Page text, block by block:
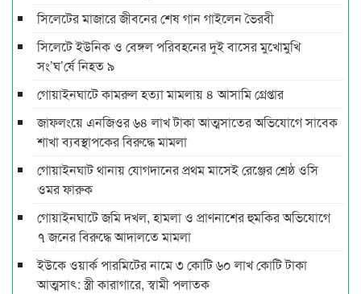
সিলেটের মাজারে জীবনের শেষ গান গাইলেন ভৈরবী
সিলেটে ইউনিক ও বেঙ্গল পরিবহনের দুই বাসের মুখোমুখি
সং’ঘ’র্ষে নিহত ৯
গোয়াইনঘাটে কামরুল হত্যা মামলায় ৪ আসামি গ্রেপ্তার
জাফলংয়ে এনজিওর ৬৪ লাখ টাকা আত্মসাতের অভিযোগে সাবেক
শাখা ব্যবস্থাপকের বিরুদ্ধে মামলা
গোয়াইনঘাট থানায় যোগদানের প্রথম মাসেই রেঞ্জের শ্রেষ্ঠ ওসি
ওমর ফারুক
গোয়াইনঘাটে জমি দখল, হামলা ও প্রাণনাশের হুমকির অভিযোগে
৭ জনের বিরুদ্ধে আদালতে মামলা
ইউকে ওয়ার্ক পারমিটের নামে ৩ কোটি ৬০ লাখ কোটি টাকা
আত্মসাৎ: স্ত্রী কারাগারে, স্বামী পলাতক